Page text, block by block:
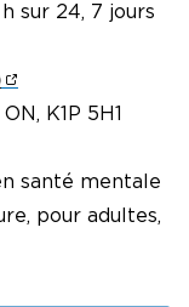
sur 24, 7 jours
K1P 5H1
santé mentale
pour adultes,